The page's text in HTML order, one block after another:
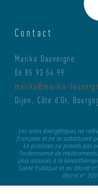
Contact
Marika Dauvergne
06 85 93 54 99
marika@marika-
Dijon, Côte d’Or,
Les soins énergétiques ne
française et ne se substituent
Le praticien ne prends pas
l’ordonnance de
plus associés à la
Santé Publique et au décret
décret n°